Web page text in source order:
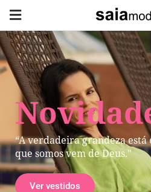
“A verdadeira grandeza
que somos vem de Deus."
Ver vestidos